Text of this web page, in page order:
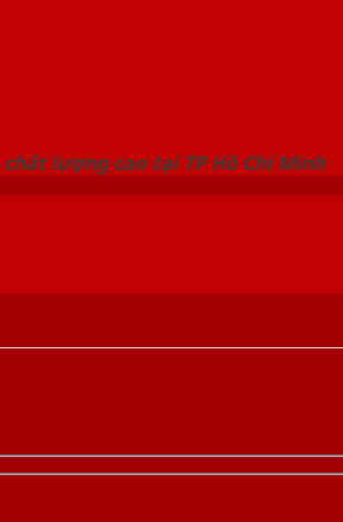
lượng cao tại TP Hồ Chí Minh